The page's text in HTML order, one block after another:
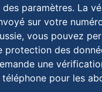
des paramètres. La
sur votre
vous pouvez
protection des
une
pour les